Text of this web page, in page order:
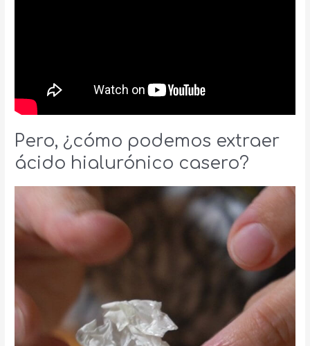
Pero, ¿cómo podemos extraer
ácido hialurónico casero?